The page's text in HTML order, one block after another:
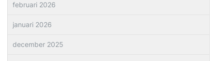
februari 2026
januari 2026
december 2025